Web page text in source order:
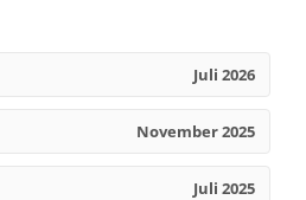
Juli 2026
November 2025
Juli 2025